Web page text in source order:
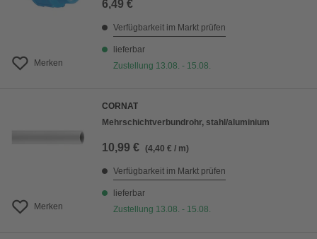
Merken
6,49 €
Verfügbarkeit im Markt prüfen
lieferbar
Zustellung 13.08. - 15.08.
Merken
CORNAT
Mehrschichtverbundrohr, stahl/aluminium
10,99 € (4,40 € / m)
Verfügbarkeit im Markt prüfen
lieferbar
Zustellung 13.08. - 15.08.